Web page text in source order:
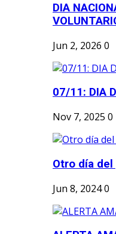
DIA
Jun 2, 2026 0
07/11: DIA
Nov 7, 2025 0
Otro día
Jun 8, 20240